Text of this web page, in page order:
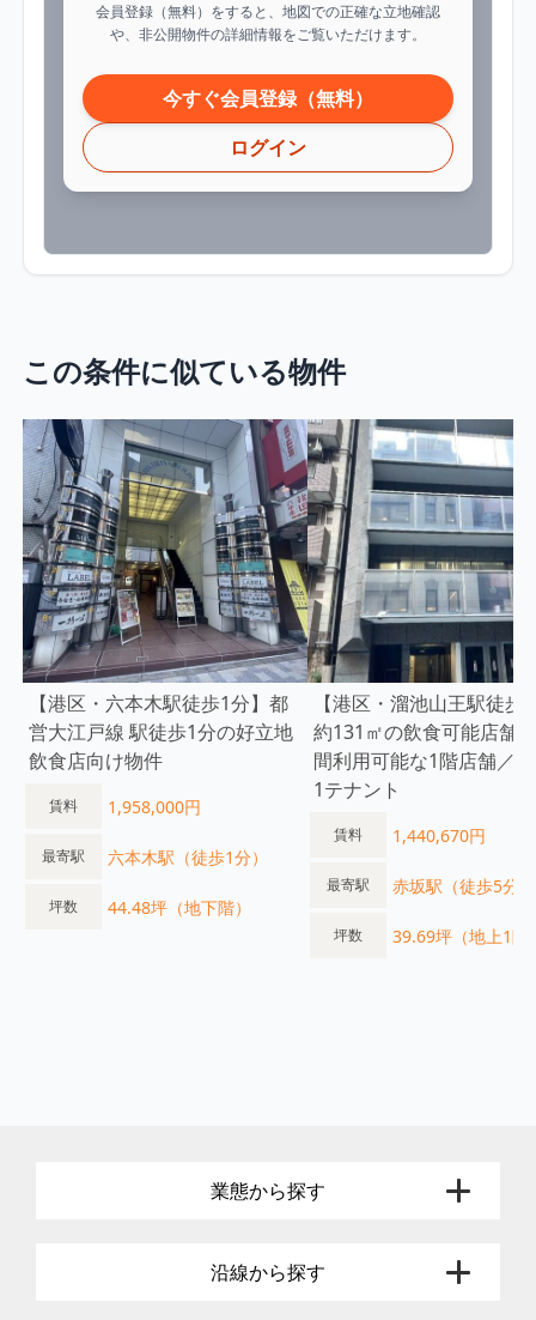
会員登録（無料）をすると、地図での正確な立地確認
や、非公開物件の詳細情報をご覧いただけます。
今すぐ会員登録（無料）
ログイン
この条件に似ている物件
【港区・六本木駅徒歩1分】都
営大江戸線 駅徒歩1分の好立地
飲食店向け物件
賃料 1,958,000円
最寄駅 六本木駅（徒歩1分）
坪数 44.48坪（地下階）
【港区・溜池山王駅徒歩
約131㎡の飲食可能店舗
間利用可能な1階店舗／1
1テナント
賃料 1,440,670円
最寄駅 赤坂駅（徒歩5分）
坪数 39.69坪（地上1階
業態から探す
沿線から探す